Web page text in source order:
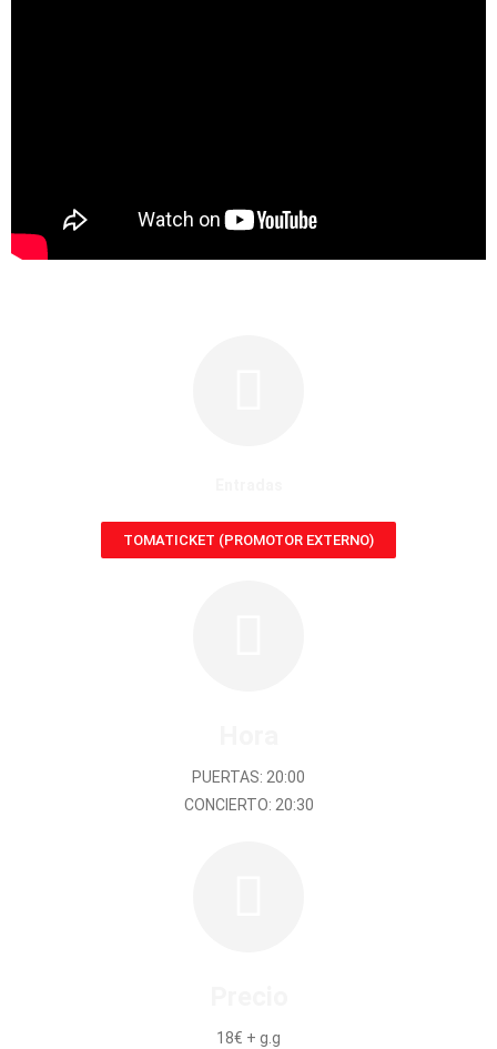
TOMATICKET (PROMOTOR EXTERNO)
PUERTAS: 20:00
CONCIERTO: 20:30
18€ + g.g